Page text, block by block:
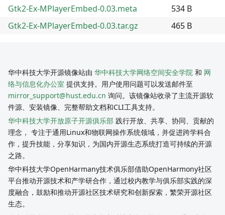
Gtk2-Ex-MPlayerEmbed-0.03.meta
534 B
Gtk2-Ex-MPlayerEmbed-0.03.tar.gz
465 B
华中科技大学开源镜像站由 华中科技大学网络空间安全学院 和 网
络与信息化办公室 提供支持。用户使用问题可以发送邮件至
mirror_support@hust.edu.cn 询问。该镜像站收录了主流开源软
件源、安装镜像、完整帮助文档和CLI工具支持。
华中科技大学开放原子开源俱乐部 践行开放、共享、协同、贡献的
理念， 专注于通用Linux和物联网操作系统领域，并促进跨学科合
作，提升技能，分享知识，为国内开源生态系统打造可持续的开源
之路。
华中科技大学OpenHarmany技术俱乐部借助OpenHarmony社区
平台推动开源技术和产学研合作，通过校内教学与俱乐部实践的深
度融合，鼓励和推动开源社区技术研究和创新探索，繁荣开源社区
生态。